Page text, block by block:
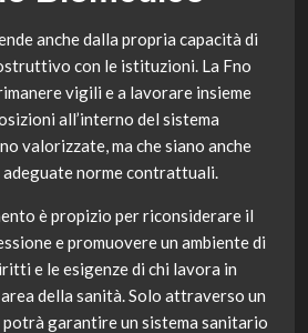
anche dalla propria capacità di
con le istituzioni. La Fno
vigili e a lavorare insieme
all’interno del sistema
valorizzate, ma che siano anche
norme contrattuali.
è propizio per riconsiderare il
e promuovere un ambiente di
e le esigenze di chi lavora in
della sanità. Solo attraverso un
garantire un sistema sanitario